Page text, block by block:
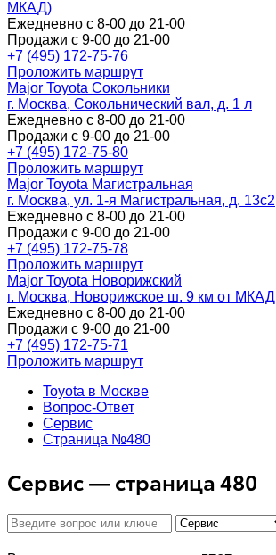
МКАД)
Ежедневно с 8-00 до 21-00
Продажи с 9-00 до 21-00
+7 (495) 172-75-76
Проложить маршрут
Major Toyota Сокольники
г. Москва, Сокольнический вал, д. 1 л
Ежедневно с 8-00 до 21-00
Продажи с 9-00 до 21-00
+7 (495) 172-75-80
Проложить маршрут
Major Toyota Магистральная
г. Москва, ул. 1-я Магистральная, д. 13с2
Ежедневно с 8-00 до 21-00
Продажи с 9-00 до 21-00
+7 (495) 172-75-78
Проложить маршрут
Major Toyota Новорижский
г. Москва, Новорижское ш. 9 км от МКАД
Ежедневно с 8-00 до 21-00
Продажи с 9-00 до 21-00
+7 (495) 172-75-71
Проложить маршрут
Toyota в Москве
Вопрос-Ответ
Сервис
Страница №480
Сервис — страница 480